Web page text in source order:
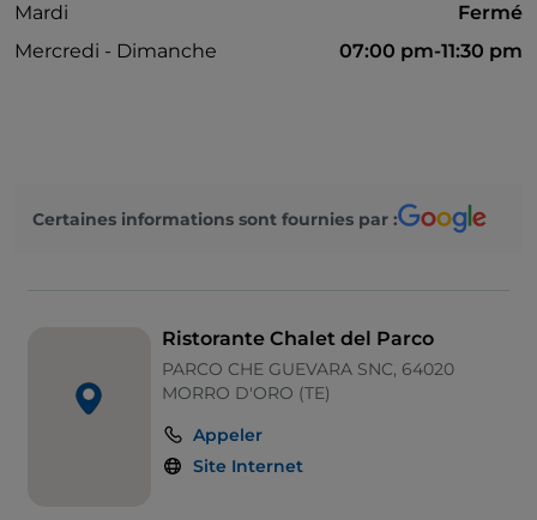
Mardi
Fermé
Mercredi - Dimanche
07:00 pm-11:30 pm
Certaines informations sont fournies par :
Ristorante Chalet del Parco
PARCO CHE GUEVARA SNC, 64020
MORRO D'ORO (TE)
Appeler
Site Internet